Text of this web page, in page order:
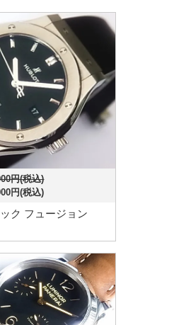
円(税込)
円(税込)
ク フュージョン